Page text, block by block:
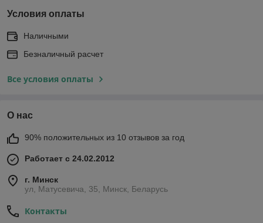
Условия оплаты
Наличными
Безналичный расчет
Все условия оплаты
О нас
90% положительных из 10 отзывов за год
Работает с 24.02.2012
г. Минск
ул, Матусевича, 35, Минск, Беларусь
Контакты